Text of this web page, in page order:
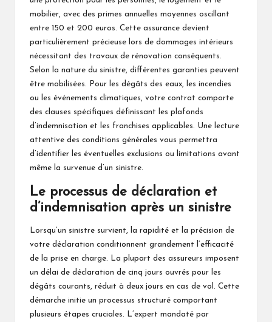
mobilier, avec des primes annuelles moyennes oscillant
entre 150 et 200 euros. Cette assurance devient
particulièrement précieuse lors de dommages intérieurs
nécessitant des travaux de rénovation conséquents.
Selon la nature du sinistre, différentes garanties peuvent
être mobilisées. Pour les dégâts des eaux, les incendies
ou les événements climatiques, votre contrat comporte
des clauses spécifiques définissant les plafonds
d’indemnisation et les franchises applicables. Une lecture
attentive des conditions générales vous permettra
d’identifier les éventuelles exclusions ou limitations avant
même la survenue d’un sinistre.
Le processus de déclaration et
d’indemnisation après un sinistre
Lorsqu’un sinistre survient, la rapidité et la précision de
votre déclaration conditionnent grandement l’efficacité
de la prise en charge. La plupart des assureurs imposent
un délai de déclaration de cinq jours ouvrés pour les
dégâts courants, réduit à deux jours en cas de vol. Cette
démarche initie un processus structuré comportant
plusieurs étapes cruciales. L’expert mandaté par